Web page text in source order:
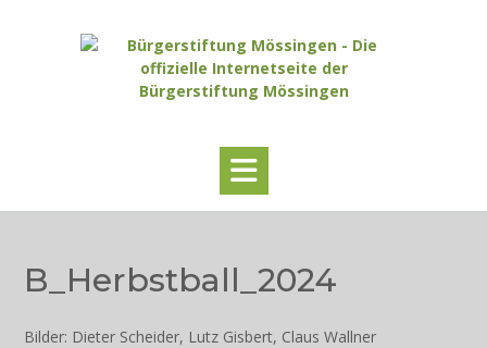
B_Herbstball_2024
Bilder: Dieter Scheider, Lutz Gisbert, Claus Wallner